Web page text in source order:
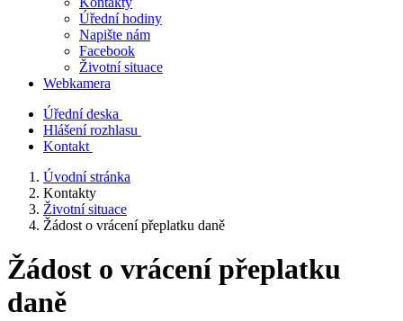
Úřední hodiny
Napište nám
Facebook
Životní situace
Webkamera
Úřední deska
Hlášení rozhlasu
Kontakt
Úvodní stránka
Kontakty
Životní situace
Žádost o vrácení přeplatku daně
Žádost o vrácení přeplatku
daně